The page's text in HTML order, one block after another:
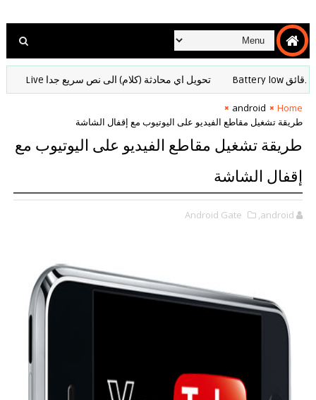
تحويل اي محادثة (كلام) الى نص سريع جدا Live لماذا
Home
android
طريقة تشغيل مقاطع الفيديو على اليوتيوب مع إقفال الشاشة
طريقة تشغيل مقاطع الفيديو على اليوتيوب مع
إقفال الشاشة
Android Gate ,android